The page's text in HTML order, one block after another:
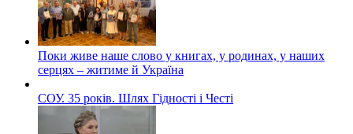
Поки живе наше слово у книгах, у родинах, у наших
серцях – житиме й Україна
СОУ. 35 років. Шлях Гідності і Честі